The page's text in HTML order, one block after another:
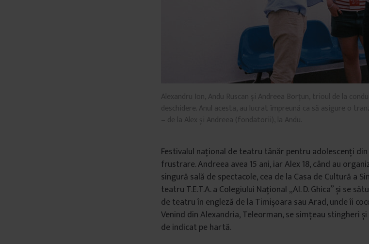
Alexandru Ion, Andu Ruscan și Andreea Borțun, trioul de la
deschidere. Anul acesta, au lucrat împreună ca să asigure o
– de la Alex și Andreea (fondatorii), la Andu.
Festivalul național de teatru tânăr pentru adolescenți
frustrare. Andreea avea 15 ani, iar Alex 18, când au
singură sală de spectacole, cea de la Casa de Cultură a
teatru T.E.T.A. a Colegiului Național „Al. D. Ghica” și se
de teatru în engleză de la Timișoara sau Arad, unde îi
Venind din Alexandria, Teleorman, se simțeau stingheri
de indicat pe hartă.